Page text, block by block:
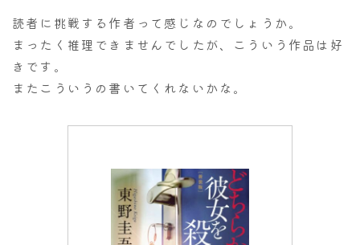
読者に挑戦する作者って感じなのでしょうか。
まったく推理できませんでしたが、こういう作品は好
きです。
またこういうの書いてくれないかな。